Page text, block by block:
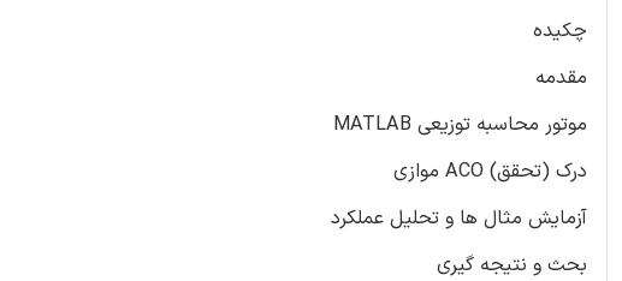
چکیده
مقدمه
موتور محاسبه توزیعی MATLAB
درک (تحقق) ACO موازی
آزمایش مثال ها و تحلیل عملکرد
بحث و نتیجه گیری